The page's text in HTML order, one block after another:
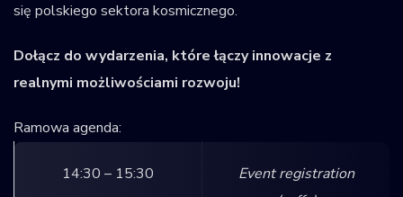
się polskiego sektora kosmicznego.
Dołącz do wydarzenia, które łączy innowacje z
realnymi możliwościami rozwoju!
Ramowa agenda:
14:30 – 15:30
Event registration